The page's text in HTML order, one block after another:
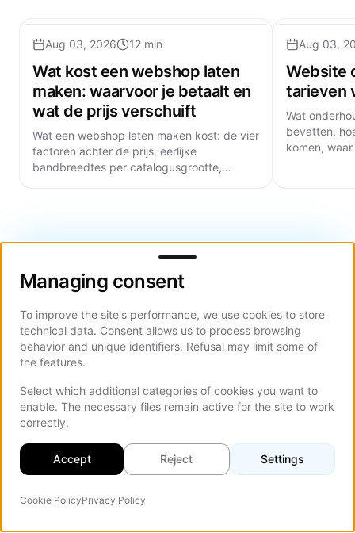
Aug 03, 2026 12 min
Wat kost een webshop laten
maken: waarvoor je betaalt en
wat de prijs verschuift
Wat een webshop laten maken kost: de vier
factoren achter de prijs, eerlijke
bandbreedtes per catalogusgrootte,
Aug 03,
Website
tarieven
Wat
bevatten,
komen,
Veelgestelde Vragen
Antwoorden op veelgestelde vragen over dit
Wat betekent een website vernieuwen?
Managing consent
Managing consent
To improve the site's performance, we use cookies to store
technical data. Consent allows us to process browsing
behavior and unique identifiers. Refusal may limit some of
the features.
Select which additional categories of cookies you want to
enable. The necessary files remain active for the site to work
correctly.
Accept Reject Settings
Cookie PolicyPrivacy Policy